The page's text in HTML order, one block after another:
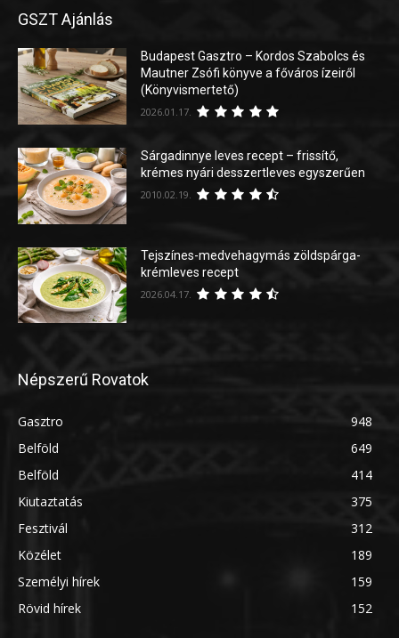
GSZT Ajánlás
Budapest Gasztro – Kordos Szabolcs és
Mautner Zsófi könyve a főváros ízeiről
(Könyvismertető)
2026.01.17.
Sárgadinnye leves recept – frissítő,
krémes nyári desszertleves egyszerűen
2010.02.19.
Tejszínes-medvehagymás zöldspárga-
krémleves recept
2026.04.17.
Népszerű Rovatok
Gasztro
948
Belföld
649
Belföld
414
Kiutaztatás
375
Fesztivál
312
Közélet
189
Személyi hírek
159
Rövid hírek
152